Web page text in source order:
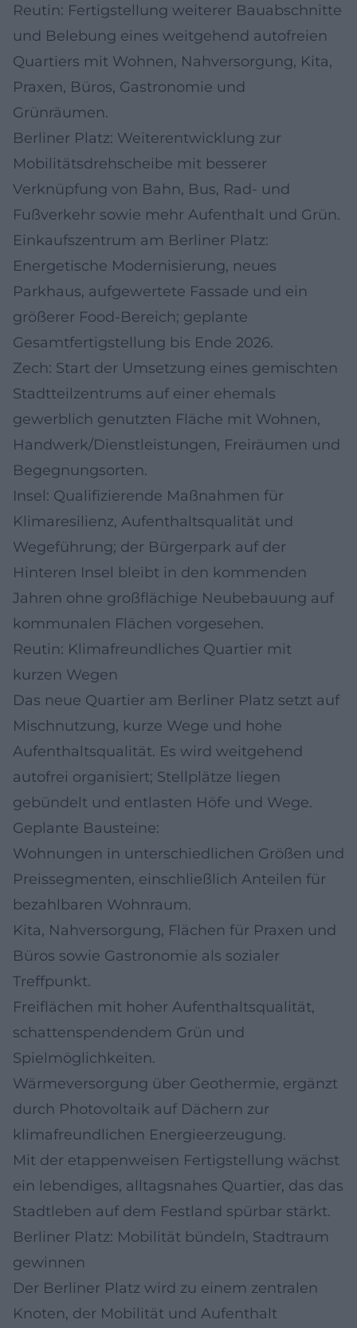
Reutin: Fertigstellung weiterer Bauabschnitte
und Belebung eines weitgehend autofreien
Quartiers mit Wohnen, Nahversorgung, Kita,
Praxen, Büros, Gastronomie und
Grünräumen.
Berliner Platz: Weiterentwicklung zur
Mobilitätsdrehscheibe mit besserer
Verknüpfung von Bahn, Bus, Rad- und
Fußverkehr sowie mehr Aufenthalt und Grün.
Einkaufszentrum am Berliner Platz:
Energetische Modernisierung, neues
Parkhaus, aufgewertete Fassade und ein
größerer Food-Bereich; geplante
Gesamtfertigstellung bis Ende 2026.
Zech: Start der Umsetzung eines gemischten
Stadtteilzentrums auf einer ehemals
gewerblich genutzten Fläche mit Wohnen,
Handwerk/Dienstleistungen, Freiräumen und
Begegnungsorten.
Insel: Qualifizierende Maßnahmen für
Klimaresilienz, Aufenthaltsqualität und
Wegeführung; der Bürgerpark auf der
Hinteren Insel bleibt in den kommenden
Jahren ohne großflächige Neubebauung auf
kommunalen Flächen vorgesehen.
Reutin: Klimafreundliches Quartier mit
kurzen Wegen
Das neue Quartier am Berliner Platz setzt auf
Mischnutzung, kurze Wege und hohe
Aufenthaltsqualität. Es wird weitgehend
autofrei organisiert; Stellplätze liegen
gebündelt und entlasten Höfe und Wege.
Geplante Bausteine:
Wohnungen in unterschiedlichen Größen und
Preissegmenten, einschließlich Anteilen für
bezahlbaren Wohnraum.
Kita, Nahversorgung, Flächen für Praxen und
Büros sowie Gastronomie als sozialer
Treffpunkt.
Freiflächen mit hoher Aufenthaltsqualität,
schattenspendendem Grün und
Spielmöglichkeiten.
Wärmeversorgung über Geothermie, ergänzt
durch Photovoltaik auf Dächern zur
klimafreundlichen Energieerzeugung.
Mit der etappenweisen Fertigstellung wächst
ein lebendiges, alltagsnahes Quartier, das das
Stadtleben auf dem Festland spürbar stärkt.
Berliner Platz: Mobilität bündeln, Stadtraum
gewinnen
Der Berliner Platz wird zu einem zentralen
Knoten, der Mobilität und Aufenthalt